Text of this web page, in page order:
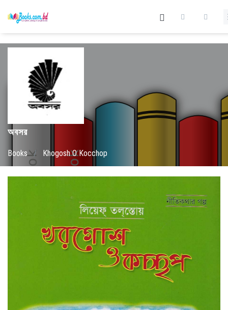
অবসর
Books / Khogosh O Kocchop